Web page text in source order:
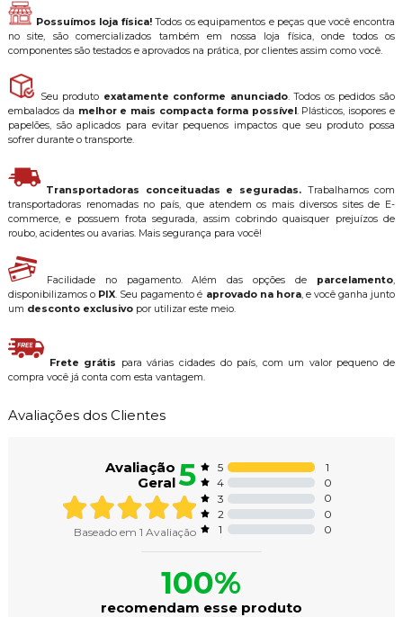
Possuímos loja física!Todos os equipamentos e peças que você encontra
no site, são comercializados também em nossa loja física, onde todos os
componentes são testados e aprovados na prática, por clientes assim como você.
Seu produto exatamente conforme anunciado. Todos os pedidos são
embalados da melhor e mais compacta forma possível. Plásticos, isopores e
papelões, são aplicados para evitar pequenos impactos que seu produto possa
sofrer durante o transporte.
Transportadoras conceituadas e seguradas. Trabalhamos com
transportadoras renomadas no país, que atendem os mais diversos sites de E-
commerce, e possuem frota segurada, assim cobrindo quaisquer prejuízos de
roubo, acidentes ou avarias. Mais segurança para você!
Facilidade no pagamento. Além das opções de parcelamento
disponibilizamos o PIX . Seu pagamento é aprovado na hora, e você ganha junto
um desconto exclusivopor utilizar este meio.
Frete grátis para várias cidades do país, com um valor pequeno de
compra você já conta com esta vantagem.
Avaliações dos Clientes
Avaliação
Geral5
Baseado em 1 Avaliação
5
1
4
0
3
0
2
0
1
0
100%
recomendam esse produto